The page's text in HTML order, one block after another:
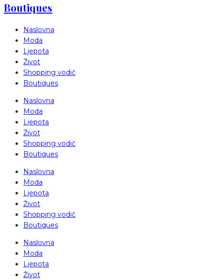
Boutiques
Naslovna
Moda
Ljepota
Život
Shopping vodič
Boutiques
Naslovna
Moda
Ljepota
Život
Shopping vodič
Boutiques
Naslovna
Moda
Ljepota
Život
Shopping vodič
Boutiques
Naslovna
Moda
Ljepota
Život